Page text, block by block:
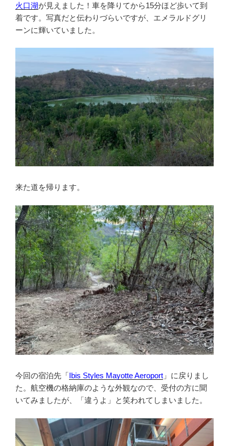
火口湖が見えました！車を降りてから15分ほど歩いて到
着です。写真だと伝わりづらいですが、エメラルドグリ
ーンに輝いていました。
来た道を帰ります。
今回の宿泊先「Ibis Styles Mayotte Aeroport 」に戻りまし
た。航空機の格納庫のような外観なので、受付の方に聞
いてみましたが、「違うよ」と笑われてしまいました。